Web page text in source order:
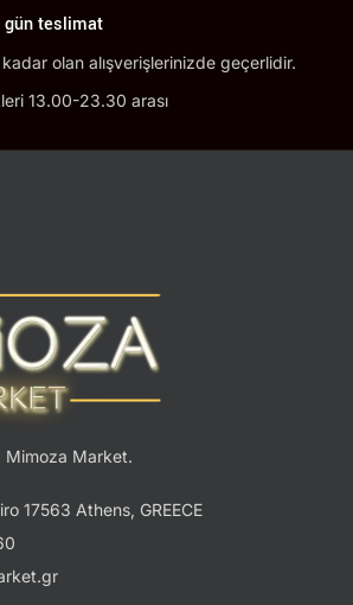
gün teslimat
olan alışverişlerinizde geçerlidir.
13.00-23.30 arası
Mimoza Market.
17563 Athens, GREECE